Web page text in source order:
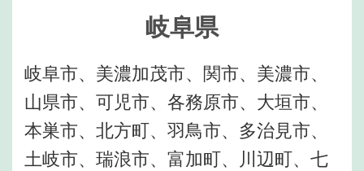
岐阜県
岐阜市、美濃加茂市、関市、美濃市、
山県市、可児市、各務原市、大垣市、
本巣市、北方町、羽鳥市、多治見市、
土岐市、瑞浪市、富加町、川辺町、七